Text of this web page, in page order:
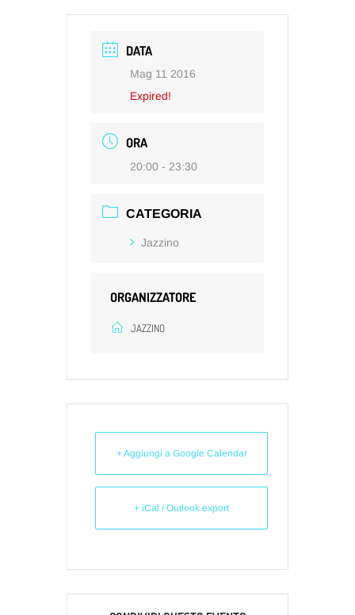
DATA
Mag 11 2016
Expired!
ORA
20:00 - 23:30
CATEGORIA
Jazzino
ORGANIZZATORE
JAZZINO
+ Aggiungi a Google Calendar
+ iCal / Outlook export